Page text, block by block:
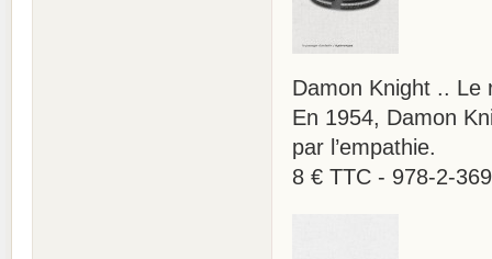
Damon Knight .. Le
En 1954, Damon
par l’empathie.
8 € TTC - 978-2-